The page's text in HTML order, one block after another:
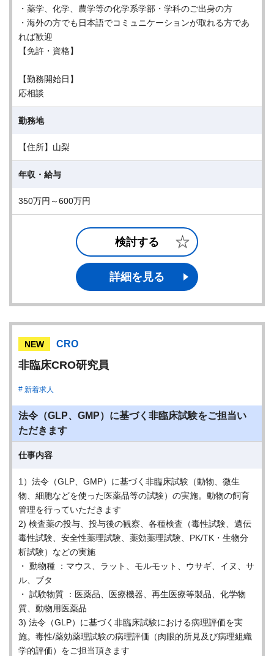
・薬学、化学、農学等の化学系学部・学科のご出身の方
・海外の方でも日本語でコミュニケーションが取れる方であ
れば歓迎
【免許・資格】
【勤務開始日】
応相談
勤務地
【住所】山梨
年収・給与
350万円～600万円
検討する
詳細を見る
NEW CRO
非臨床CRO研究員
新着求人
法令（GLP、GMP）に基づく非臨床試験をご担当い
ただきます
仕事内容
1）法令（GLP、GMP）に基づく非臨床試験（動物、微生
物、細胞などを使った医薬品等の試験）の実施。動物の飼育
管理を行っていただきます
2) 検査薬の投与、投与後の観察、各種検査（毒性試験、遺伝
毒性試験、安全性薬理試験、薬効薬理試験、PK/TK・生物分
析試験）などの実施
・ 動物種 ：マウス、ラット、モルモット、ウサギ、イヌ、サ
ル、ブタ
・ 試験物質 ：医薬品、医療機器、再生医療等製品、化学物
質、動物用医薬品
3) 法令（GLP）に基づく非臨床試験における病理評価を実
施。毒性/薬効薬理試験の病理評価（肉眼的所見及び病理組織
学的評価）をご担当頂きます